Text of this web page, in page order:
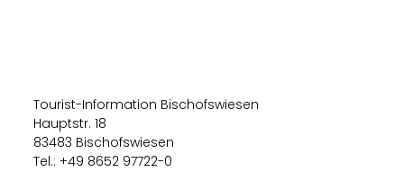
Tourist-Information Bischofswiesen
Hauptstr. 18
83483 Bischofswiesen
Tel.: +49 8652 97722-0